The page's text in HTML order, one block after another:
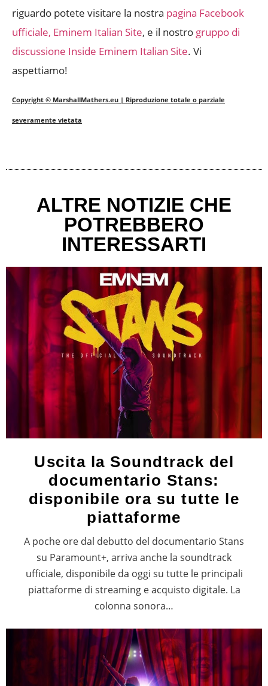
riguardo potete visitare la nostra pagina Facebook
ufficiale, Eminem Italian Site, e il nostro gruppo di
discussione Inside Eminem Italian Site. Vi
aspettiamo!
Copyright © MarshallMathers.eu | Riproduzione totale o parziale
severamente vietata
ALTRE NOTIZIE CHE
POTREBBERO
INTERESSARTI
Uscita la Soundtrack del
documentario Stans:
disponibile ora su tutte le
piattaforme
A poche ore dal debutto del documentario Stans
su Paramount+, arriva anche la soundtrack
ufficiale, disponibile da oggi su tutte le principali
piattaforme di streaming e acquisto digitale. La
colonna sonora…